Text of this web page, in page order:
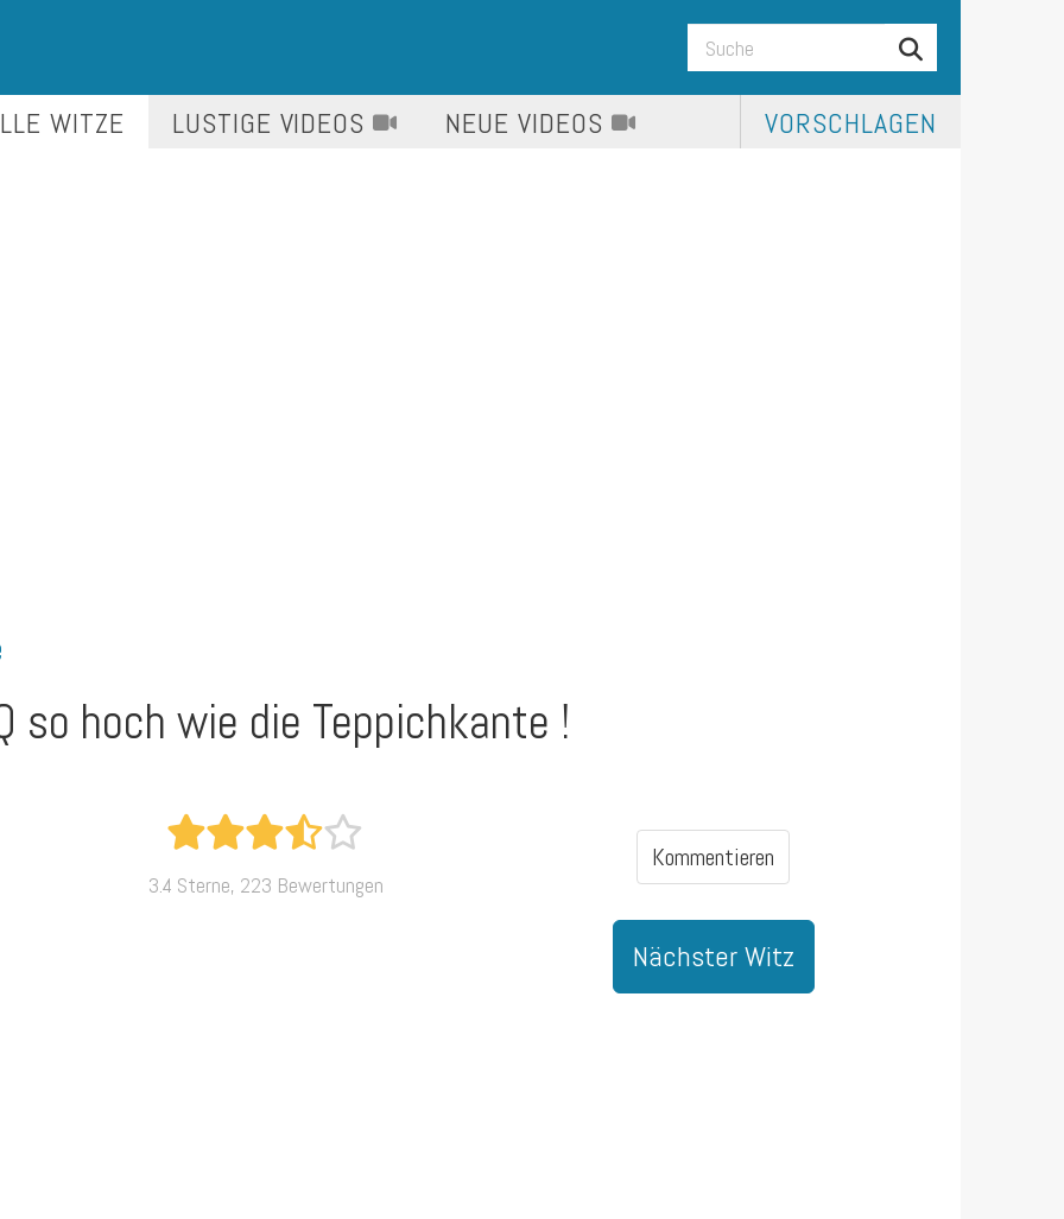
WITZE LUSTIGE VIDEOS NEUE VIDEOS VORSCHLAGEN
so hoch wie die Teppichkante !
3.4 Sterne, 223 Bewertungen
Kommentieren
Nächster Witz